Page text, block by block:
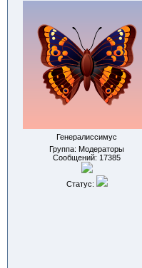
Генералиссимус
Группа: Модераторы
Сообщений: 17385
Статус: